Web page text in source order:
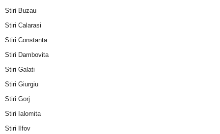
Stiri Buzau
Stiri Calarasi
Stiri Constanta
Stiri Dambovita
Stiri Galati
Stiri Giurgiu
Stiri Gorj
Stiri Ialomita
Stiri Ilfov